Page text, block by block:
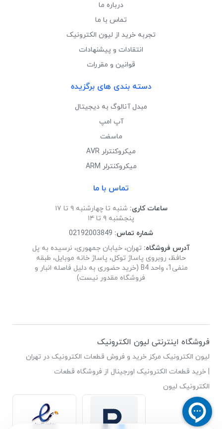
درباره ما
تماس با ما
تجربه خرید از لیون الکترونیک
انتقادات و پیشنهادات
قوانین و مقررات
دسته بندی های برگزیده
مبدل آنالوگ به دیجیتال
آپ امپ
ماسفت
میکروکنترلر AVR
میکروکنترلر ARM
تماس با ما
ساعات کاری: شنبه تا چهارشنبه ۹ تا ۱۷
پنجشنبه ۹ تا ۱۴
شماره تماس: 02192003849
آدرس فروشگاه: تهران، خیابان جمهوری، نرسیده به پل
حافظ، روبروی پاساژ توکل، پاساژ خانه موبایل، طبقه
منفی1، واحد B4 (خرید حضوری به دلیل فاصله انبار و
فروشگاه مقدور نیست)
فروشگاه اینترنتی لیون الکترونیک
لیون الکترونیک مرکز خرید و فروش قطعات الکترونیک در تهران
| خرید قطعات الکترونیک اورجینال از فروشگاه قطعات
الکترونیک لیون